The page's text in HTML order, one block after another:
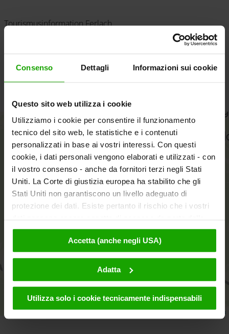
Consenso Dettagli Informazioni sui cookie
Questo sito web utilizza i cookie
Utilizziamo i cookie per consentire il funzionamento
tecnico del sito web, le statistiche e i contenuti
personalizzati in base ai vostri interessi. Con questi
cookie, i dati personali vengono elaborati e utilizzati - con
il vostro consenso - anche da fornitori terzi negli Stati
Uniti. La Corte di giustizia europea ha stabilito che gli
Stati Uniti non garantiscono un livello adeguato di
protezione dei dati. Esiste pertanto il rischio che i vostri
dati possano essere oggetto di accesso da parte delle
autorità statunitensi a fini di controllo e monitoraggio a
causa di ordinanze corrispondenti nei confronti di fornitori
terzi (ad es. Google, Meta) e che non sussistano misure
legali efficaci per fare opposizione. Facendo clic su
"Accetta", l'utente accetta che i cookie possano essere
Questi dati verranno trasmessi solo in forma
Accetta (anche negli USA)
Adatta
Utilizza solo i cookie tecnicamente indispensabili
Tourismusinformation Ferlach
+
−
Leaflet|© OpenMapTiles© OpenStreetMap contributors